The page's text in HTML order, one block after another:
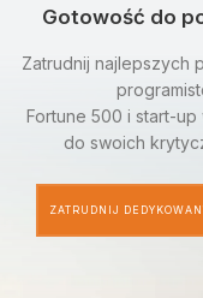
Gotowość do
Zatrudnij najlepszych
Fortune 500 i start-
do swoich
ZATRUDNIJ